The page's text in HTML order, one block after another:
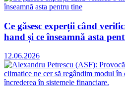
Ce găsesc experții când
hand și ce înseamnă asta
12.06.2026